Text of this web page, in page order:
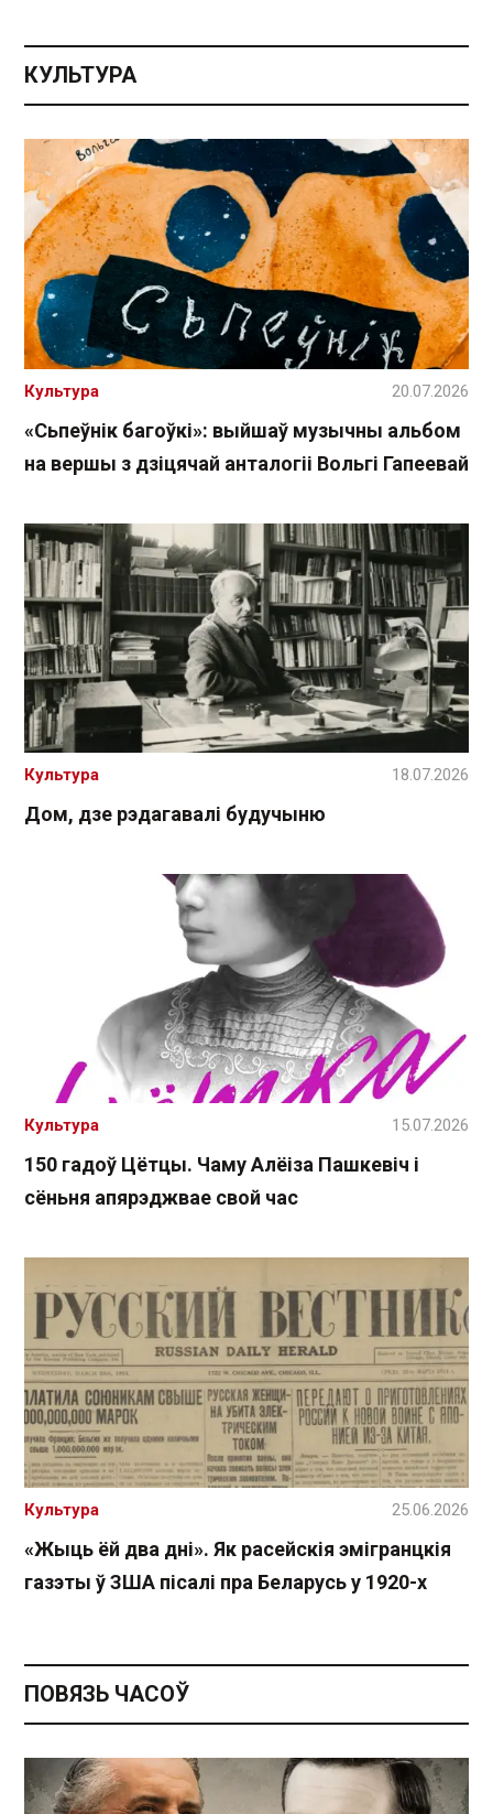
КУЛЬТУРА
«Сьпеўнік багоўкі»: выйшаў музычны альбом
на вершы з дзіцячай анталогіі Вольгі Гапеевай
Культура 20.07.2026
Дом, дзе рэдагавалі будучыню
Культура 18.07.2026
150 гадоў Цётцы. Чаму Алёіза Пашкевіч і
сёньня апярэджвае свой час
Культура 15.07.2026
«Жыць ёй два дні». Як расейскія эмігранцкія
газэты ў ЗША пісалі пра Беларусь у 1920-х
Культура 25.06.2026
ПОВЯЗЬ ЧАСОЎ